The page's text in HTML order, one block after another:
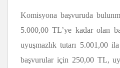
Komisyona başvuruda
5.000,00 TL’ye kadar olan
uyuşmazlık tutarı 5.001,00
başvurular için 250,00 TL,